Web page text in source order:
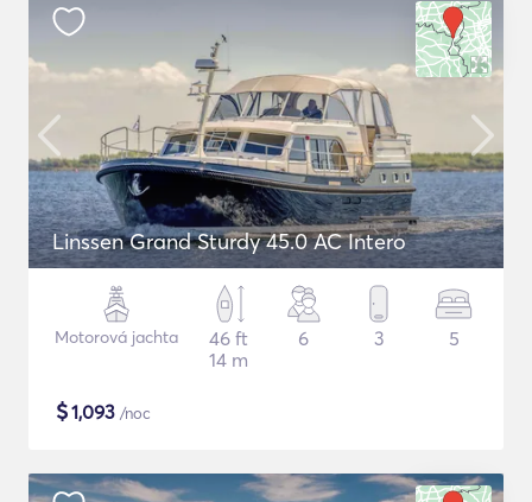
Linssen Grand Sturdy 45.0 AC Intero
Motorová jachta
46 ft
14 m
6 3 5
$1,093 /noc